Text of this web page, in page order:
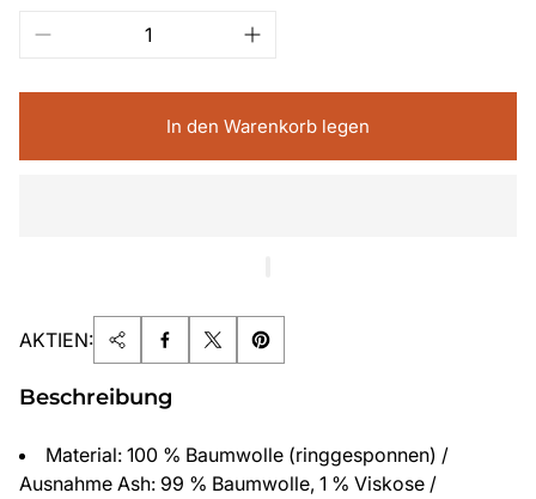
In den Warenkorb legen
AKTIEN:
Beschreibung
Material: 100 % Baumwolle (ringgesponnen) /
Ausnahme Ash: 99 % Baumwolle, 1 % Viskose /